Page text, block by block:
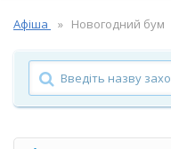
Афіша Новогодний бум